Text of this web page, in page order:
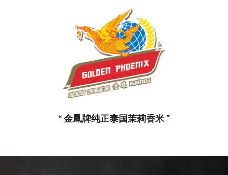
“ 金鳳牌纯正泰国茉莉香米 ”